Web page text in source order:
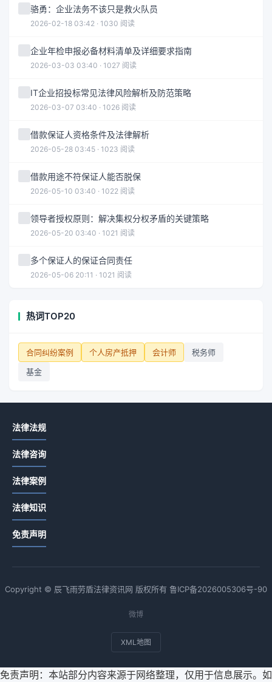
骆勇：企业法务不该只是救火队员
2026-02-18 03:42 · 1030 阅读
企业年检申报必备材料清单及详细要求指南
2026-03-03 03:40 · 1027 阅读
IT企业招投标常见法律风险解析及防范策略
2026-03-07 03:40 · 1026 阅读
借款保证人资格条件及法律解析
2026-05-28 03:45 · 1023 阅读
借款用途不符保证人能否脱保
2026-05-10 03:40 · 1022 阅读
领导者授权原则：解决集权分权矛盾的关键策略
2026-05-20 03:40 · 1021 阅读
多个保证人的保证合同责任
2026-05-06 20:11 · 1021 阅读
热词TOP20
合同纠纷案例 个人房产抵押 会计师
税务师
基金
法律法规
法律咨询
法律案例
法律知识
免责声明
Copyright © 辰飞雨劳盾法律资讯网 版权所有 鲁ICP备2026005306号-90
微博
XML地图
免责声明：本站部分内容来源于网络整理，仅用于信息展示。如